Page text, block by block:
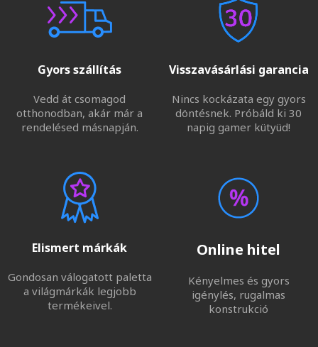
Gyors szállítás
Vedd át csomagod
otthonodban, akár már a
rendelésed másnapján.
Visszavásárlási garancia
Nincs kockázata egy gyors
döntésnek. Próbáld ki 30
napig gamer kütyüd!
Elismert márkák
Gondosan válogatott paletta
a világmárkák legjobb
termékeivel.
Online hitel
Kényelmes és gyors
igénylés, rugalmas
konstrukció